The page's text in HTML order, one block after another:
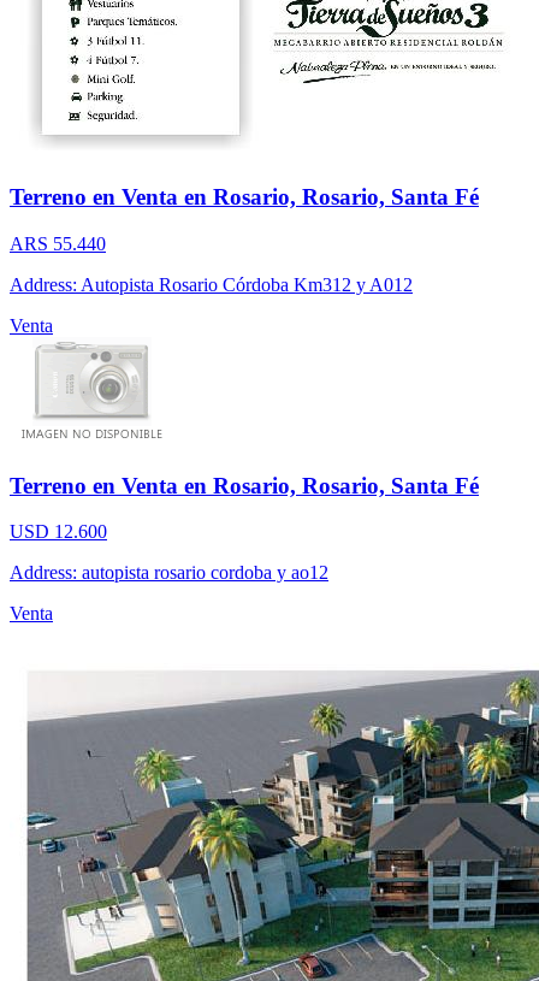
Terreno en Venta en Rosario, Rosario, Santa Fé
ARS 55.440
Address: Autopista Rosario Córdoba Km312 y A012
Venta
Terreno en Venta en Rosario, Rosario, Santa Fé
USD 12.600
Address: autopista rosario cordoba y ao12
Venta